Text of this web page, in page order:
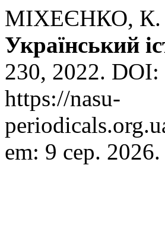
МІХЕЄНКО, К. З
Український
230, 2022.
https://nasu-
em: 9 сер. 2026.